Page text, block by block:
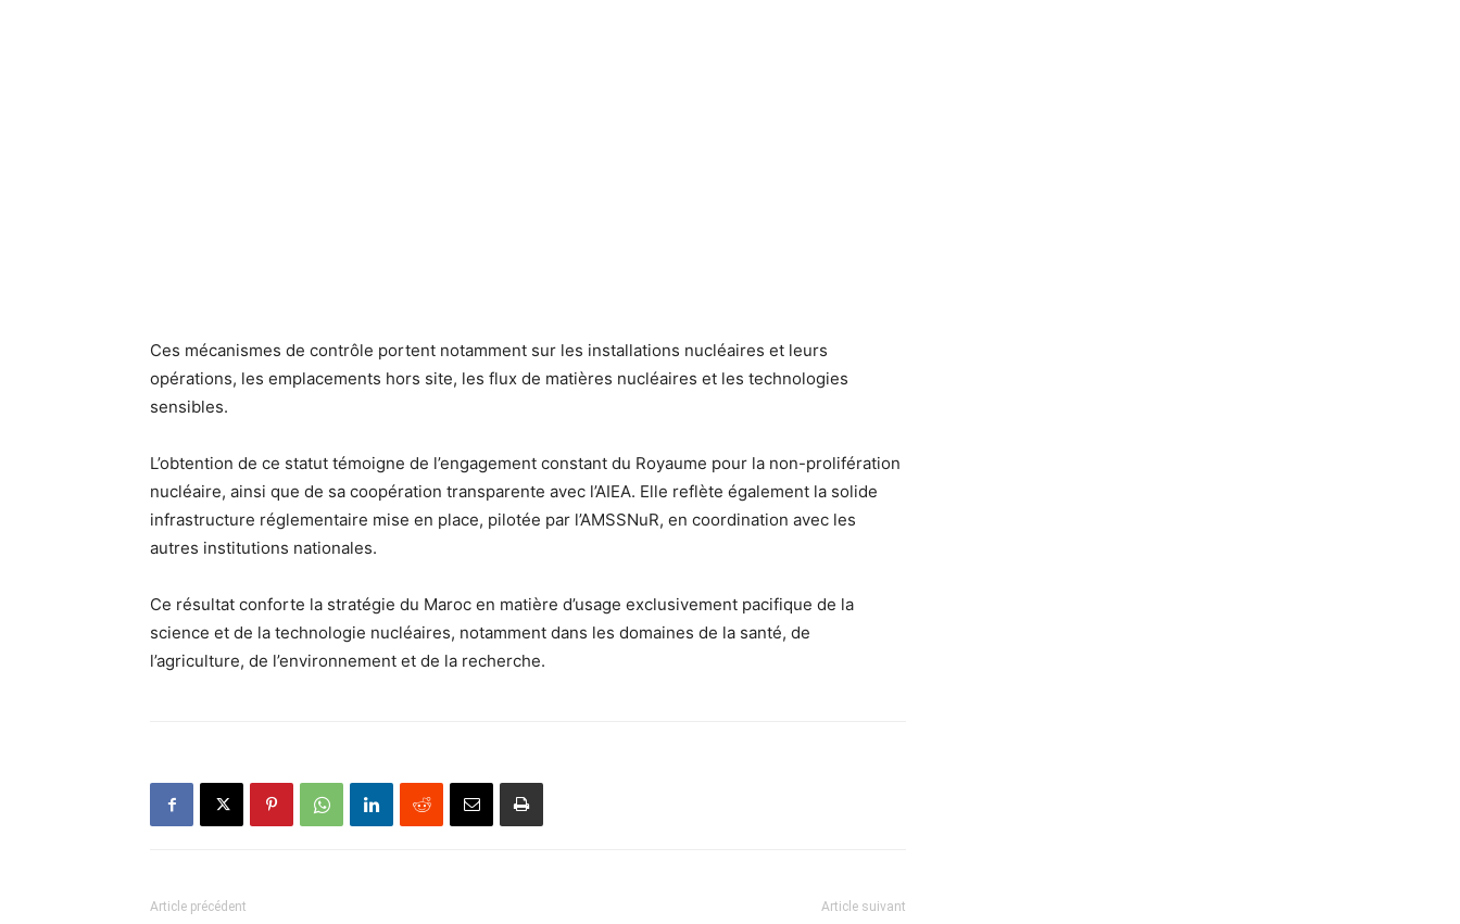
Ces mécanismes de contrôle portent notamment sur les installations nucléaires et leurs
opérations, les emplacements hors site, les flux de matières nucléaires et les technologies
sensibles.
L’obtention de ce statut témoigne de l’engagement constant du Royaume pour la non-prolifération
nucléaire, ainsi que de sa coopération transparente avec l’AIEA. Elle reflète également la solide
infrastructure réglementaire mise en place, pilotée par l’AMSSNuR, en coordination avec les
autres institutions nationales.
Ce résultat conforte la stratégie du Maroc en matière d’usage exclusivement pacifique de la
science et de la technologie nucléaires, notamment dans les domaines de la santé, de
l’agriculture, de l’environnement et de la recherche.
Article précédent Article suivant